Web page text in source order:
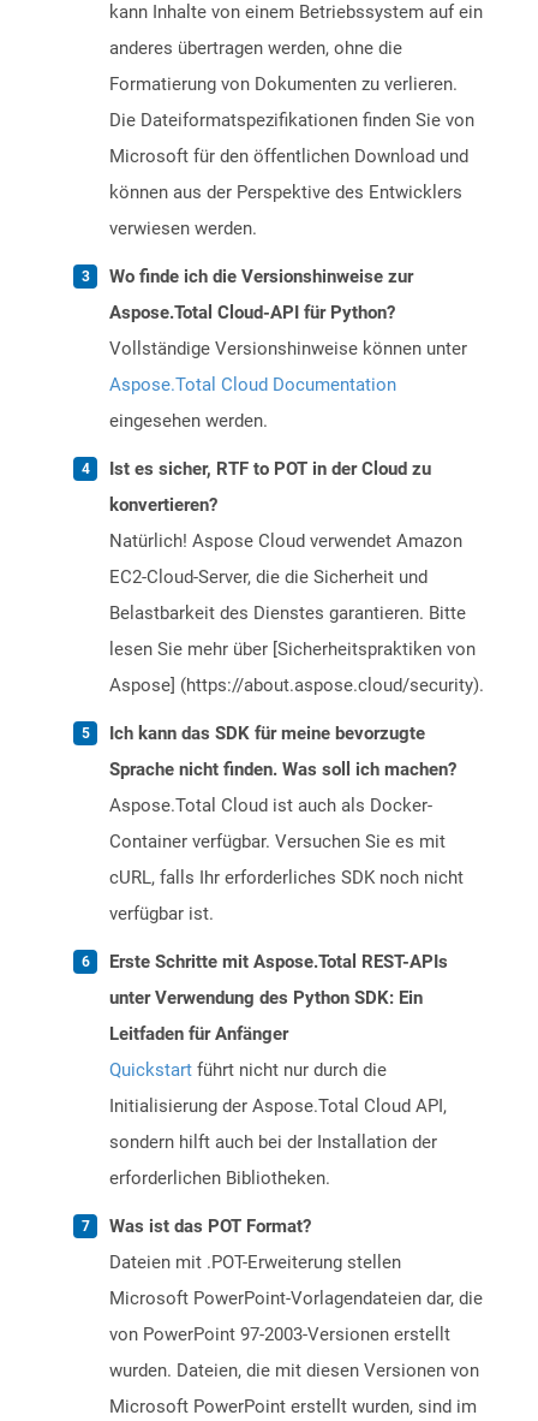
kann Inhalte von einem Betriebssystem auf ein
anderes übertragen werden, ohne die
Formatierung von Dokumenten zu verlieren.
Die Dateiformatspezifikationen finden Sie von
Microsoft für den öffentlichen Download und
können aus der Perspektive des Entwicklers
verwiesen werden.
Wo finde ich die Versionshinweise zur
Aspose.Total Cloud-API für Python?
Vollständige Versionshinweise können unter
Aspose.Total Cloud Documentation
eingesehen werden.
Ist es sicher, RTF to POT in der Cloud zu
konvertieren?
Natürlich! Aspose Cloud verwendet Amazon
EC2-Cloud-Server, die die Sicherheit und
Belastbarkeit des Dienstes garantieren. Bitte
lesen Sie mehr über [Sicherheitspraktiken von
Aspose] (https://about.aspose.cloud/security).
Ich kann das SDK für meine bevorzugte
Sprache nicht finden. Was soll ich machen?
Aspose.Total Cloud ist auch als Docker-
Container verfügbar. Versuchen Sie es mit
cURL, falls Ihr erforderliches SDK noch nicht
verfügbar ist.
Erste Schritte mit Aspose.Total REST-APIs
unter Verwendung des Python SDK: Ein
Leitfaden für Anfänger
Quickstart führt nicht nur durch die
Initialisierung der Aspose.Total Cloud API,
sondern hilft auch bei der Installation der
erforderlichen Bibliotheken.
Was ist das POT Format?
Dateien mit .POT-Erweiterung stellen
Microsoft PowerPoint-Vorlagendateien dar, die
von PowerPoint 97-2003-Versionen erstellt
wurden. Dateien, die mit diesen Versionen von
Microsoft PowerPoint erstellt wurden, sind im